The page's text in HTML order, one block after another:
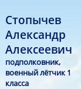
Стопычев
Александр
Алексеевич
подполковник,
военный лётчик 1
класса